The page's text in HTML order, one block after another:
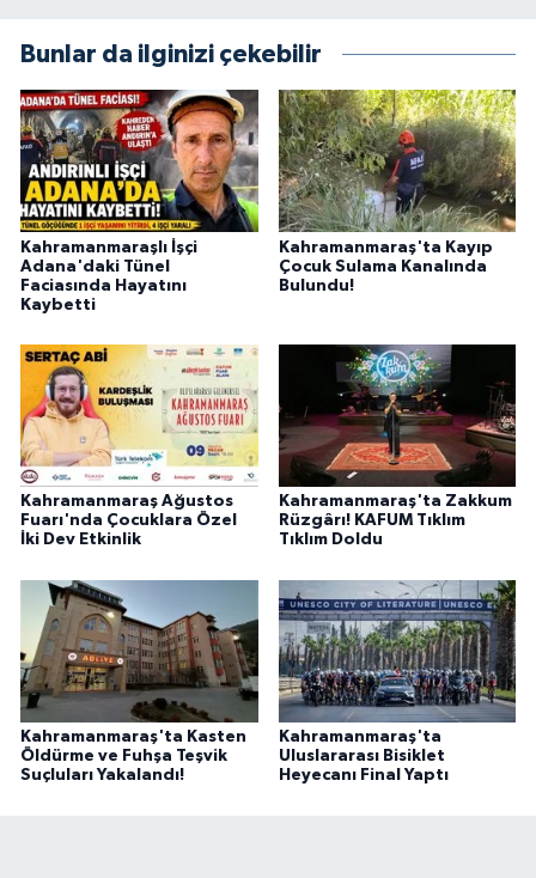
Bunlar da ilginizi çekebilir
Kahramanmaraşlı İşçi
Adana'daki Tünel
Faciasında Hayatını
Kaybetti
Kahramanmaraş'ta Kayıp
Çocuk Sulama Kanalında
Bulundu!
Kahramanmaraş Ağustos
Fuarı'nda Çocuklara Özel
İki Dev Etkinlik
Kahramanmaraş'ta Zakkum
Rüzgârı! KAFUM Tıklım
Tıklım Doldu
Kahramanmaraş'ta Kasten
Öldürme ve Fuhşa Teşvik
Suçluları Yakalandı!
Kahramanmaraş'ta
Uluslararası Bisiklet
Heyecanı Final Yaptı